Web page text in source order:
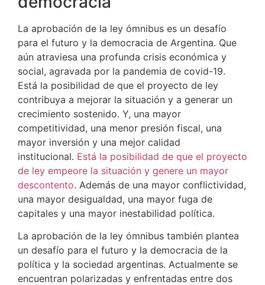
La aprobación de la ley ómnibus es un desafío
para el futuro y la democracia de Argentina. Que
aún atraviesa una profunda crisis económica y
social, agravada por la pandemia de covid-19.
Está la posibilidad de que el proyecto de ley
contribuya a mejorar la situación y a generar un
crecimiento sostenido. Y, una mayor
competitividad, una menor presión fiscal, una
mayor inversión y una mejor calidad
institucional. Está la posibilidad de que el proyecto
de ley empeore la situación y genere un mayor
descontento. Además de una mayor conflictividad,
una mayor desigualdad, una mayor fuga de
capitales y una mayor inestabilidad política.
La aprobación de la ley ómnibus también plantea
un desafío para el futuro y la democracia de la
política y la sociedad argentinas. Actualmente se
encuentran polarizadas y enfrentadas entre dos